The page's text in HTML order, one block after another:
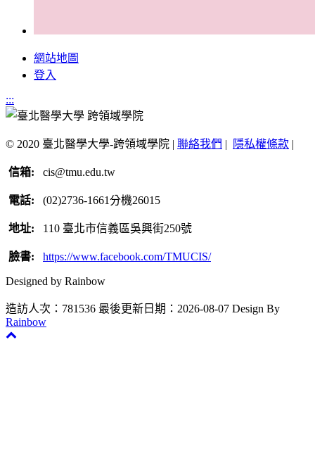
網站地圖
登入
:::
© 2020 臺北醫學大學-跨領域學院 | 聯絡我們 | 隱私權條款 |
信箱: cis@tmu.edu.tw
電話: (02)2736-1661分機26015
地址: 110 臺北市信義區吳興街250號
臉書: https://www.facebook.com/TMUCIS/
Designed by Rainbow
造訪人次：781536 最後更新日期：2026-08-07 Design By
Rainbow